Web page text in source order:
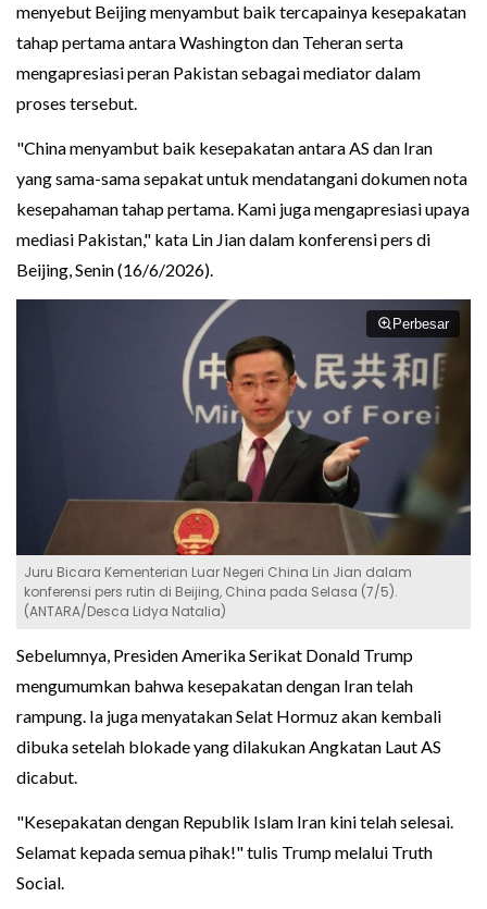
menyebut Beijing menyambut baik tercapainya kesepakatan
tahap pertama antara Washington dan Teheran serta
mengapresiasi peran Pakistan sebagai mediator dalam
proses tersebut.
"China menyambut baik kesepakatan antara AS dan Iran
yang sama-sama sepakat untuk mendatangani dokumen nota
kesepahaman tahap pertama. Kami juga mengapresiasi upaya
mediasi Pakistan," kata Lin Jian dalam konferensi pers di
Beijing, Senin (16/6/2026).
Perbesar
Juru Bicara Kementerian Luar Negeri China Lin Jian dalam
konferensi pers rutin di Beijing, China pada Selasa (7/5).
(ANTARA/Desca Lidya Natalia)
Sebelumnya, Presiden Amerika Serikat Donald Trump
mengumumkan bahwa kesepakatan dengan Iran telah
rampung. Ia juga menyatakan Selat Hormuz akan kembali
dibuka setelah blokade yang dilakukan Angkatan Laut AS
dicabut.
"Kesepakatan dengan Republik Islam Iran kini telah selesai.
Selamat kepada semua pihak!" tulis Trump melalui Truth
Social.